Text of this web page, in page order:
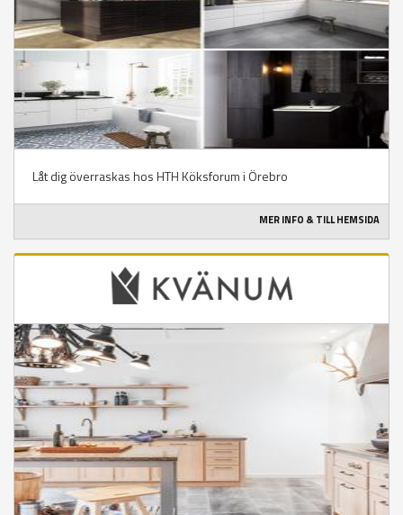
Låt dig överraskas hos HTH Köksforum i Örebro
MER INFO & TILL HEMSIDA